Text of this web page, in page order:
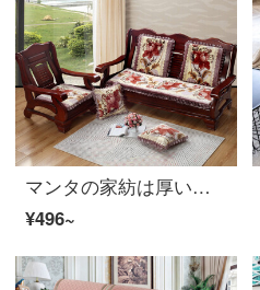
マンタの家紡は厚い冬の木のソファーのクッションを持っています。背中に古い滑り止めの木を持っています。四季折々の赤い木を使っています。
¥496~